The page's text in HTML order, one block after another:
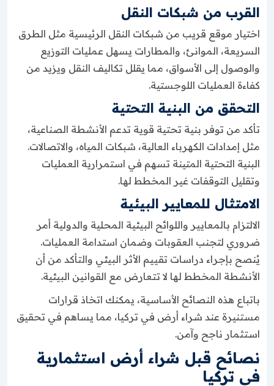
القرب من شبكات النقل
اختيار موقع قريب من شبكات النقل الرئيسية مثل الطرق
السريعة، الموانئ، والمطارات يسهل عمليات التوزيع
والوصول إلى الأسواق، مما يقلل تكاليف النقل ويزيد من
كفاءة العمليات اللوجستية.
التحقق من البنية التحتية
تأكد من توفر بنية تحتية قوية تدعم الأنشطة الصناعية،
مثل إمدادات الكهرباء العالية، شبكات المياه، والاتصالات.
البنية التحتية المتينة تسهم في استمرارية العمليات
وتقليل التوقفات غير المخطط لها.
الامتثال للمعايير البيئية
الالتزام بالمعايير واللوائح البيئية المحلية والدولية أمر
ضروري لتجنب العقوبات وضمان استدامة العمليات.
يُنصح بإجراء دراسات تقييم الأثر البيئي والتأكد من أن
الأنشطة المخطط لها لا تتعارض مع القوانين البيئية.
باتباع هذه النصائح الأساسية، يمكنك اتخاذ قرارات
مستنيرة عند شراء أرض في تركيا، مما يساهم في تحقيق
استثمار ناجح وآمن.
نصائح قبل شراء أرض استثمارية
في تركيا